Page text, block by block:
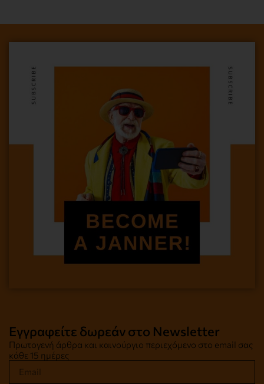
Εγγραφείτε δωρεάν στο Newsletter
Πρωτογενή άρθρα και καινούργιο περιεχόμενο στο email σας
κάθε 15 ημέρες